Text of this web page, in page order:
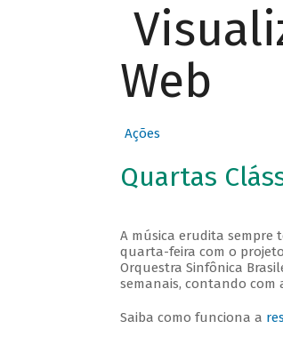
Web
Ações
Quartas
A música erudita sempre
quarta-feira com o projeto
Orquestra Sinfônica
semanais, contando com
Saiba como funciona a